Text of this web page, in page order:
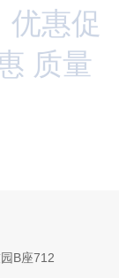
惠促
质量
B座712